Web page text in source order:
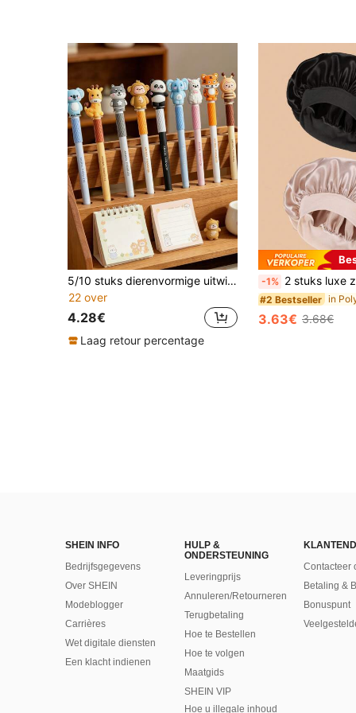
5/10 stuks dierenvormige uitwisbare gelpen, 0,7 mm blauw, soepel schrijven, ingebouwde gum, notities maken & schrijven, kantoor- en schoolbenodigdheden, terug naar school
22 over
4.28€
Laag retour percentage
-1% 2 stuks luxe zijden satijnen slaapmutsen, effen kleur, elastische haarbeschermende mutsen, lichtgewicht
#2 Bestseller
3.63€ 3.68€
SHEIN INFO
Bedrijfsgegevens
Over SHEIN
Modeblogger
Carrières
Wet digitale diensten
Een klacht indienen
HULP &
ONDERSTEUNING
Leveringprijs
Annuleren/Retourneren
Terugbetaling
Hoe te Bestellen
Hoe te volgen
Maatgids
SHEIN VIP
Hoe u illegale inhoud
Contacteer
Betaling &
Bonuspunt